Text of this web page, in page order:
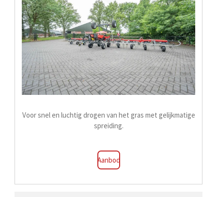
Voor snel en luchtig drogen van het gras met gelijkmatige
spreiding.
Aanbod